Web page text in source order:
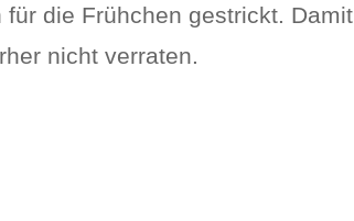
die Frühchen gestrickt. Damit
nicht verraten.